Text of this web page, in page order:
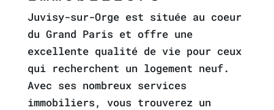
Juvisy-sur-Orge est située au coeur
du Grand Paris et offre une
excellente qualité de vie pour ceux
qui recherchent un logement neuf.
Avec ses nombreux services
immobiliers, vous trouverez un